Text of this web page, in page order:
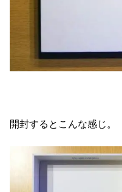
開封するとこんな感じ。